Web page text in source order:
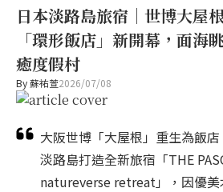
日本淡路島旅宿｜世博大屋
「環形飯店」新開幕，面海
癒度假村
By蘇祐萱2026/07/08
大阪世博「大屋根」重生為飯
淡路島打造全新旅宿「THE
natureverse retreat」，因優美